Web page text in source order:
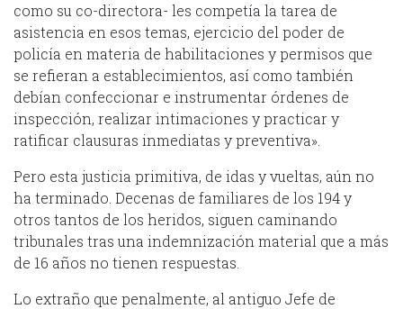
como su co-directora- les competía la tarea de
asistencia en esos temas, ejercicio del poder de
policía en materia de habilitaciones y permisos que
se refieran a establecimientos, así como también
debían confeccionar e instrumentar órdenes de
inspección, realizar intimaciones y practicar y
ratificar clausuras inmediatas y preventiva».
Pero esta justicia primitiva, de idas y vueltas, aún no
ha terminado. Decenas de familiares de los 194 y
otros tantos de los heridos, siguen caminando
tribunales tras una indemnización material que a más
de 16 años no tienen respuestas.
Lo extraño que penalmente, al antiguo Jefe de